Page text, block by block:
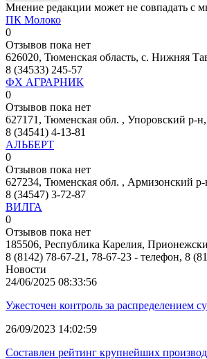
Мнение редакции может не совпадать с
ПК Молоко
0
Отзывов пока нет
626020, Тюменская область, с. Нижняя
8 (34533) 245-57
ФХ АГРАРНИК
0
Отзывов пока нет
627171, Тюменская обл. , Упоровский р-
8 (34541) 4-13-81
АЛЬБЕРТ
0
Отзывов пока нет
627234, Тюменская обл. , Армизонский
8 (34547) 3-72-87
ВИЛГА
0
Отзывов пока нет
185506, Республика Карелия,
8 (8142) 78-67-21, 78-67-23 - телефон, 8
Новости
24/06/2025 08:33:56
Ужесточен контроль за распределением
26/09/2023 14:02:59
Составлен рейтинг крупнейших